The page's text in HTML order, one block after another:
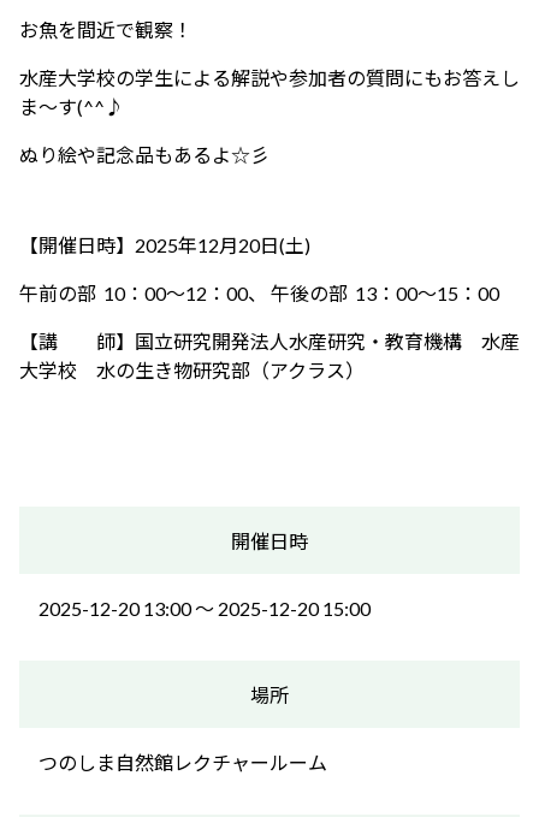
お魚を間近で観察！
水産大学校の学生による解説や参加者の質問にもお答えし
ま～す(^^♪
ぬり絵や記念品もあるよ☆彡
【開催日時】2025年12月20日(土)
午前の部 10：00～12：00、 午後の部 13：00～15：00
【講 師】国立研究開発法人水産研究・教育機構 水産
大学校 水の生き物研究部（アクラス）
開催日時
2025-12-20 13:00 〜 2025-12-20 15:00
場所
つのしま自然館レクチャールーム